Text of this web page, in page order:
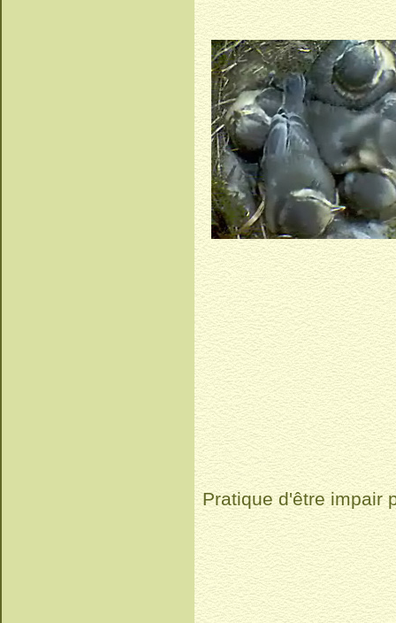
Pratique d'être impair